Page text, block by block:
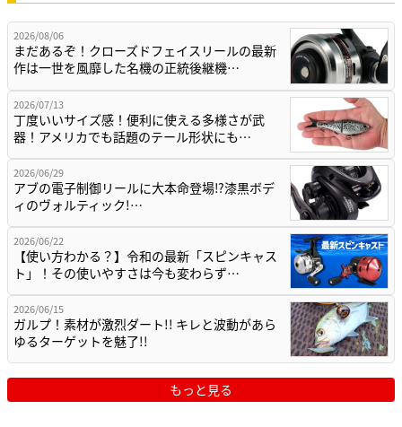
2026/08/06
まだあるぞ！クローズドフェイスリールの最新
作は一世を風靡した名機の正統後継機…
2026/07/13
丁度いいサイズ感！便利に使える多様さが武
器！アメリカでも話題のテール形状にも…
2026/06/29
アブの電子制御リールに大本命登場⁉漆黒ボデ
ィのヴォルティック!…
2026/06/22
【使い方わかる？】令和の最新「スピンキャス
ト」！その使いやすさは今も変わらず…
2026/06/15
ガルプ！素材が激烈ダート!! キレと波動があら
ゆるターゲットを魅了!!
もっと見る